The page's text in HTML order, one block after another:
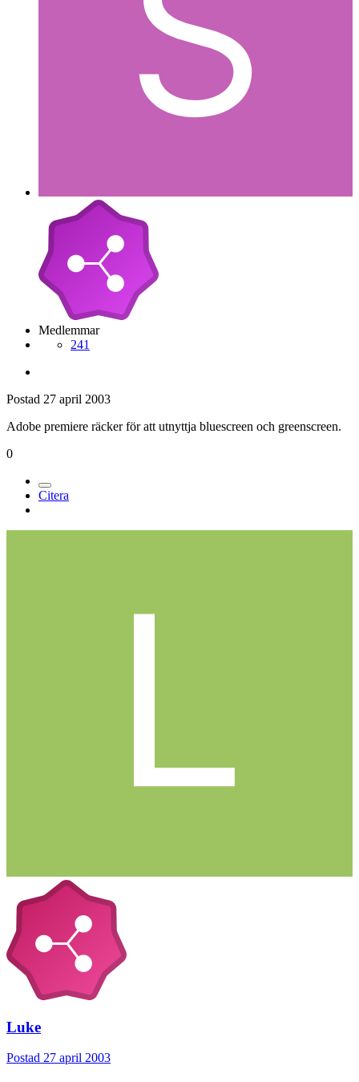
Medlemmar
241
Postad 27 april 2003
Adobe premiere räcker för att utnyttja bluescreen och greenscreen.
0
Citera
Luke
Postad 27 april 2003